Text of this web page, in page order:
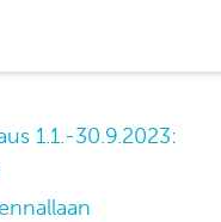
1.1.-30.9.2023: